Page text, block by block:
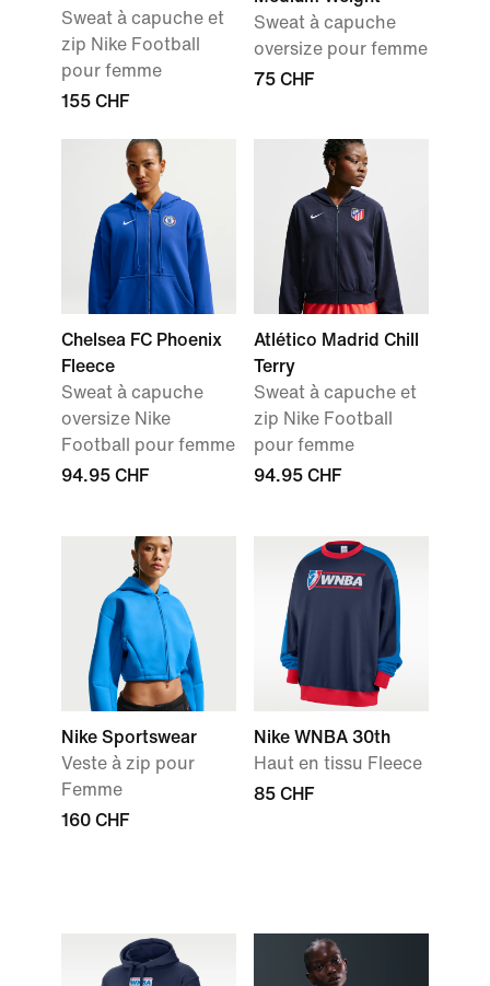
Sweat à capuche et
zip Nike Football
pour femme
155 CHF
Sweat à capuche
oversize pour femme
75 CHF
Chelsea FC Phoenix
Fleece
Sweat à capuche
oversize Nike
Football pour femme
94.95 CHF
Atlético Madrid Chill
Terry
Sweat à capuche et
zip Nike Football
pour femme
94.95 CHF
Nike Sportswear
Veste à zip pour
Femme
160 CHF
Nike WNBA 30th
Haut en tissu Fleece
85 CHF